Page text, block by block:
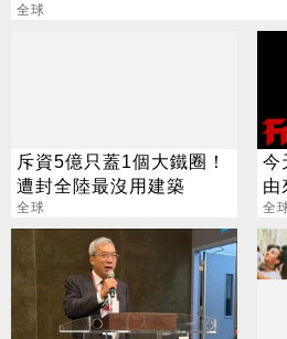
全球
斥資5億只蓋1個大鐵圈！
遭封全陸最沒用建築
全球
今
由
災
全